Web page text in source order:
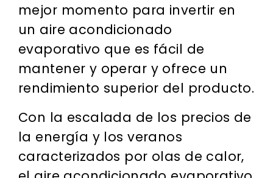
mejor momento para invertir en
un aire acondicionado
evaporativo que es fácil de
mantener y operar y ofrece un
rendimiento superior del producto.
Con la escalada de los precios de
la energía y los veranos
caracterizados por olas de calor,